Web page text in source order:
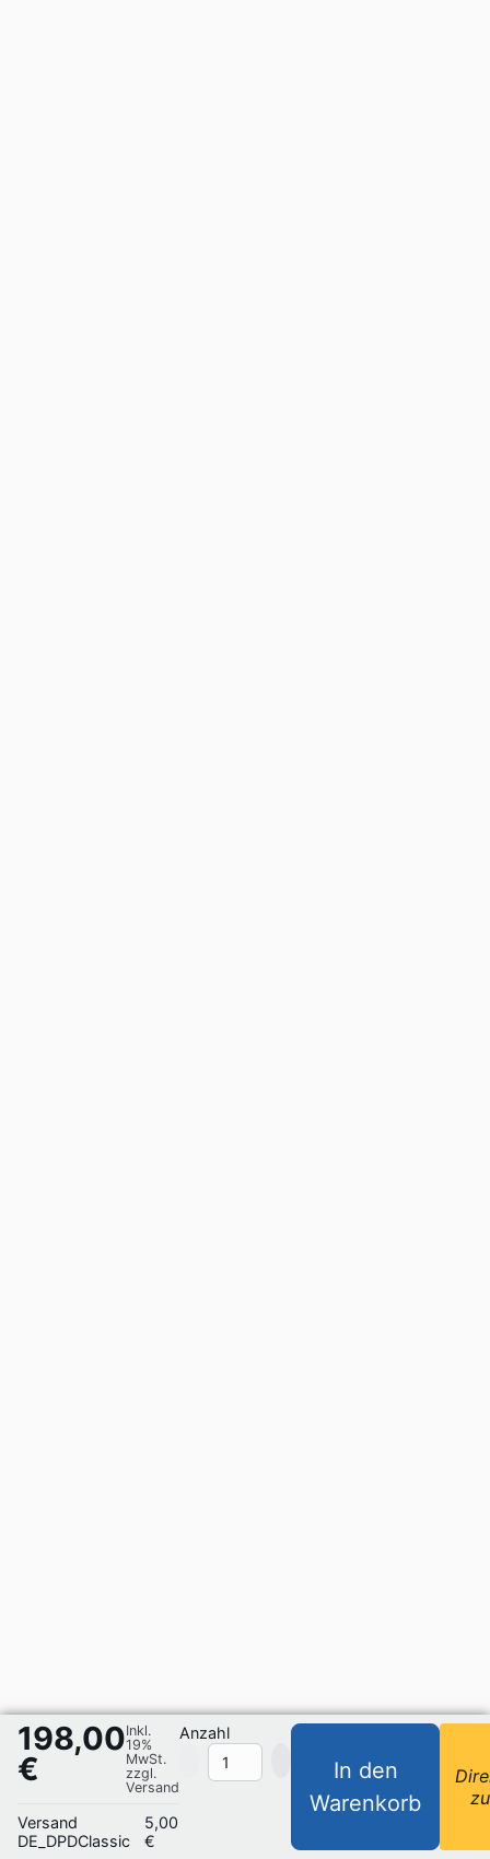
198,00
€
Inkl.
19%
MwSt.
zzgl.
Versand
Versand
DE_DPDClassic
5,00
€
Anzahl
In den
Warenkorb
zu